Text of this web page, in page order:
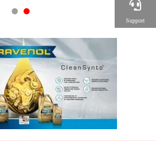
Support